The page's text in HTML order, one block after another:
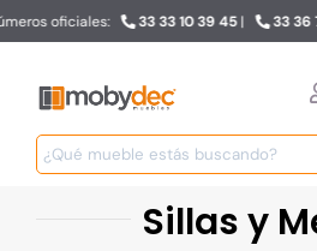
Sillas
y
Skip
to
33 33 10 39 45| 33 36 73 77 50|
Sillas y